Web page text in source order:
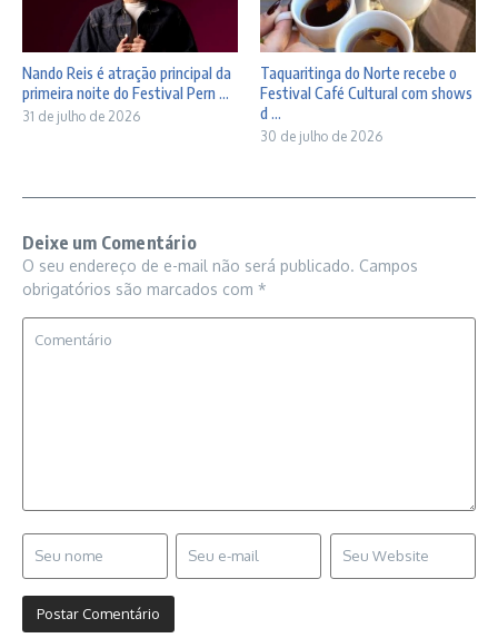
Nando Reis é atração principal da
primeira noite do Festival Pern ...
31 de julho de 2026
Taquaritinga do Norte recebe o
Festival Café Cultural com shows
d ...
30 de julho de 2026
Deixe um Comentário
O seu endereço de e-mail não será publicado. Campos
obrigatórios são marcados com *